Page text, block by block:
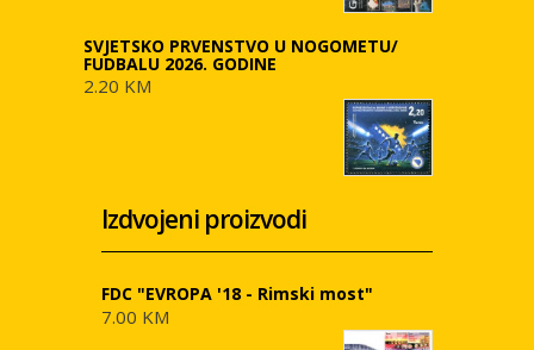
SVJETSKO PRVENSTVO U NOGOMETU/
FUDBALU 2026. GODINE
2.20 KM
Izdvojeni proizvodi
FDC "EVROPA '18 - Rimski most"
7.00 KM